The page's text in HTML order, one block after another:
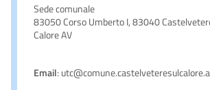
Sede comunale
83050 Corso Umberto I, 83040
Calore AV
Email: